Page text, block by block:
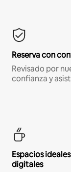
Reserva con
Revisado por
confianza y
Espacios
digitales